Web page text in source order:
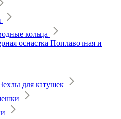
кольца
Поплавочная и
для катушек